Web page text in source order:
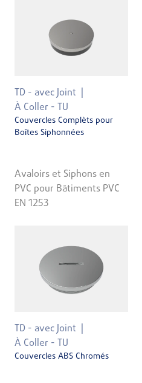
TD - avec Joint
À Coller - TU
Couvercles Complèts pour
Boîtes Siphonnées
Avaloirs et Siphons en
PVC pour Bâtiments PVC
EN 1253
TD - avec Joint
À Coller - TU
Couvercles ABS Chromés